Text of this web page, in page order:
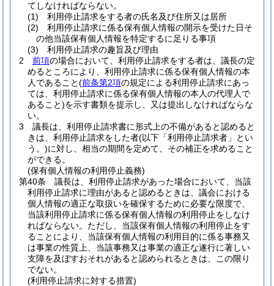
てしなければならない。
(1)
利用停止請求をする者の氏名及び住所又は居所
(2)
利用停止請求に係る保有個人情報の開示を受けた日そ
の他当該保有個人情報を特定するに足りる事項
(3)
利用停止請求の趣旨及び理由
2
前項の場合において、利用停止請求をする者は、議長の定
めるところにより、利用停止請求に係る保有個人情報の本
人であること(前条第2項の規定による利用停止請求にあっ
ては、利用停止請求に係る保有個人情報の本人の代理人で
あること)を示す書類を提示し、又は提出しなければならな
い。
3
議長は、利用停止請求書に形式上の不備があると認めると
きは、利用停止請求をした者(以下「利用停止請求者」とい
う。)に対し、相当の期間を定めて、その補正を求めること
ができる。
(保有個人情報の利用停止義務)
第40条
議長は、利用停止請求があった場合において、当該
利用停止請求に理由があると認めるときは、議会における
個人情報の適正な取扱いを確保するために必要な限度で、
当該利用停止請求に係る保有個人情報の利用停止をしなけ
ればならない。 ただし、当該保有個人情報の利用停止をす
ることにより、当該保有個人情報の利用目的に係る事務又
は事業の性質上、当該事務又は事業の適正な遂行に著しい
支障を及ぼすおそれがあると認められるときは、この限り
でない。
(利用停止請求に対する措置)